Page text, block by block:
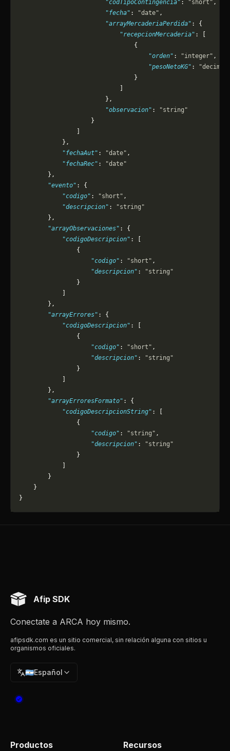
                        "codTipoContingencia"
: "short" ,
                        "fecha"
: "date" ,
                        "arrayMercaderiaPerdida"
: {
                            "recepcionMercaderia"
: [
                                {
                                    "orden"
: "integer" ,
                                    "pesoNetoKG"
:
                                }
                        },
                        "observacion"
:
"string"
                    }
            },
            "fechaAut"
: "date" ,
            "fechaRec"
:
"date"
        },
        "evento"
: {
            "codigo"
: "short" ,
            "descripcion"
:
"string"
        },
        "arrayObservaciones"
: {
            "codigoDescripcion"
: [
                {
                    "codigo"
: "short" ,
                    "descripcion"
:
"string"
                }
        },
        "arrayErrores"
: {
            "codigoDescripcion"
: [
                {
                    "codigo"
: "short" ,
                    "descripcion"
:
"string"
                }
        },
        "arrayErroresFormato"
: {
            "codigoDescripcionString"
: [
                {
                    "codigo"
: "string" ,
                    "descripcion"
:
"string"
                }
        }
    }
}
Afip SDK
Conectate a ARCA hoy mismo.
afipsdk.com es un sitio comercial, sin relación alguna con sitios u
organismos oficiales.
🇦🇷Español
Productos
Recursos